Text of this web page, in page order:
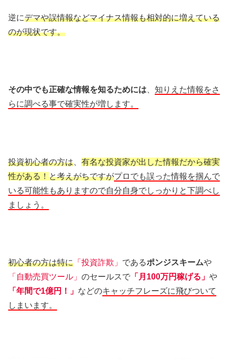
逆にデマや誤情報などマイナス情報も相対的に増えている
のが現状です。
その中でも正確な情報を知るためには
知りえた情報をさ
らに調べる事で確実性が増します。
投資初心者の方は
有名な投資家が出した情報だから確実
性がある！ と考えがちですがプロでも誤った情報を掴んで
いる可能性もありますので自分自身でしっかりと下調べし
ましょう。
初心者の方は特に 「投資詐欺」 であるポンジスキームや
「自動売買ツール」 のセールスで 「月100万円稼げる」 や
「年間で1億円！」 などのキャッチフレーズに飛びついて
しまいます。